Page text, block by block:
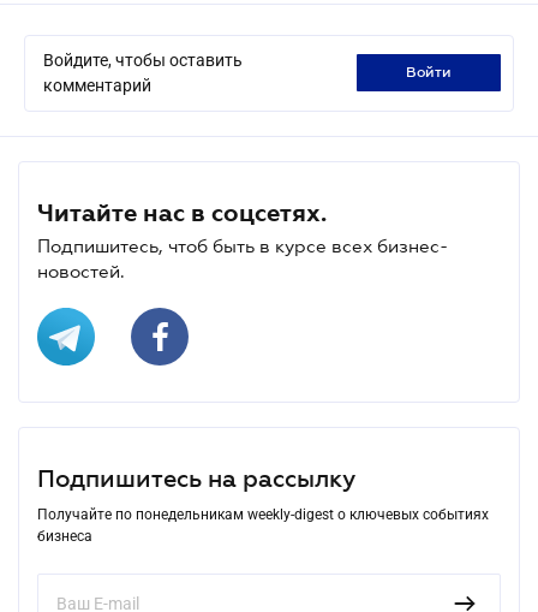
Войдите, чтобы оставить
комментарий
войти
Читайте нас в соцсетях.
Подпишитесь, чтоб быть в курсе всех бизнес-
новостей.
Подпишитесь на рассылку
Получайте по понедельникам weekly-digest о ключевых событиях
бизнеса